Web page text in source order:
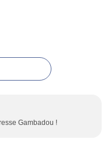
Gambadou !